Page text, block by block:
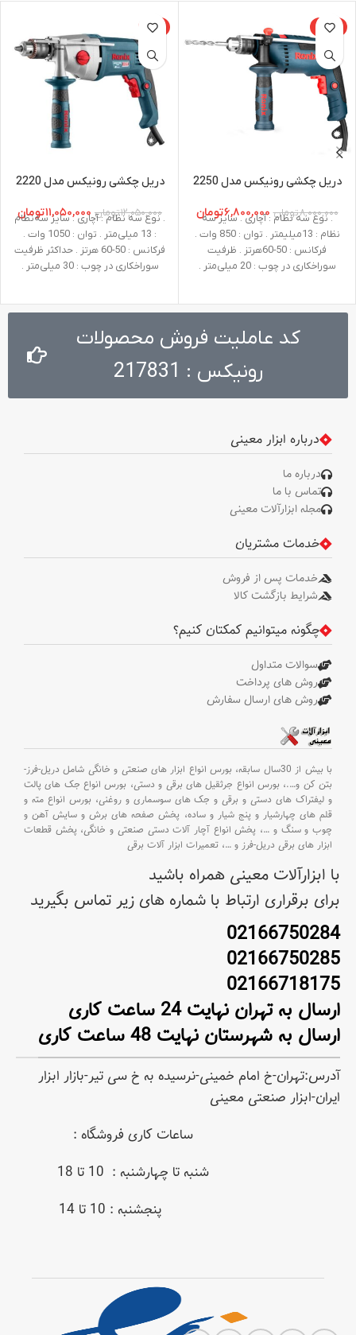
-15%
دریل چکشی رونیکس مدل 2250
۸,۰۰۰,۰۰۰تومان ۶,۸۰۰,۰۰۰تومان
. نوع سه نظام : آچاری . سایز سه
نظام : 13میلیمتر . توان : 850 وات .
فرکانس : 50-60هرتز . ظرفیت
سوراخکاری در چوب : 20 میلی‌متر .
-8%
دریل چکشی رونیکس مدل 2220
۱۲,۰۵۰,۰۰۰تومان ۱۱,۰۵۰,۰۰۰تومان
. نوع سه نظام : آچاری . سایز سه‌نظام
: 13 میلی‌متر . توان : 1050 وات .
فرکانس : 50-60 هرتز . حداکثر ظرفیت
سوراخکاری در چوب : 30 میلی‌متر .
در بتن : 16 میلی‌متر . سرعت در حالت
ولت . وزن : 3.5 کیلوگرم . نوع بسته
کد عاملیت فروش محصولات
رونیکس : 217831
درباره ابزار معینی
درباره ما
تماس با ما
مجله ابزارآلات معینی
خدمات مشتریان
خدمات پس از فروش
شرایط بازگشت کالا
چگونه میتوانیم کمکتان کنیم؟
سوالات متداول
روش های پرداخت
روش های ارسال سفارش
با بیش از 30سال سابقه،
بورس انواع ابزار های صنعتی و خانگی شامل دریل-فرز-
بتن کن و….، بورس انواع جرثقیل های برقی و دستی، بورس انواع جک های پالت
و لیفتراک های دستی و برقی و جک های سوسماری و روغنی، بورس انواع مته و
قلم های چهارشیار و پنج شیار و ساده، پخش صفحه های برش و سایش آهن و
چوب و سنگ و …، پخش انواع آچار آلات دستی صنعتی و خانگی، پخش قطعات
ابزار های برقی دریل-فرز و …، تعمیرات ابزار آلات برقی
با ابزارآلات معینی همراه باشید
برای برقراری ارتباط با شماره های زیر تماس بگیرید
02166750284
02166750285
02166718175
ارسال به تهران نهایت 24 ساعت کاری
ارسال به شهرستان نهایت 48 ساعت کاری
آدرس:تهران-خ امام خمینی-نرسیده به خ سی تیر-بازار ابزار
ایران-ابزار صنعتی معینی
ساعات کاری فروشگاه :
شنبه تا چهارشنبه : 10 تا 18
پنجشنبه : 10 تا 14